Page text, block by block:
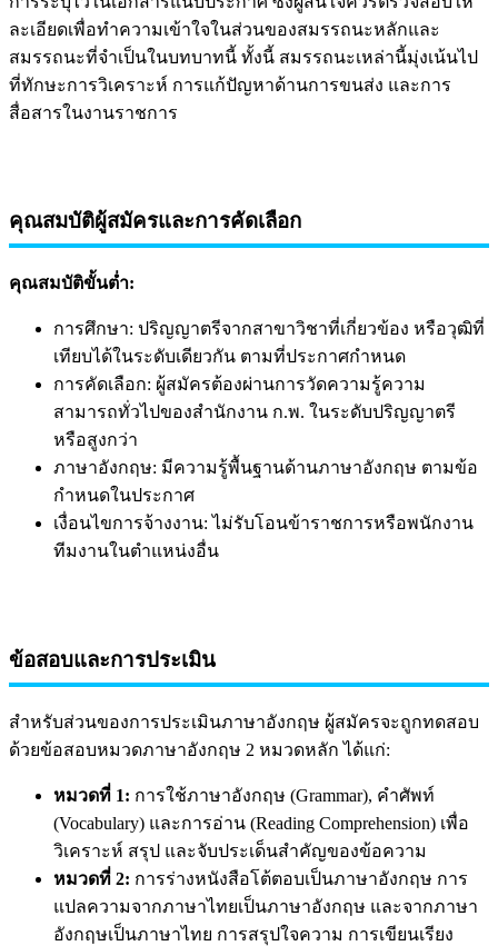
ละเอียดเพื่อทำความเข้าใจในส่วนของสมรรถนะหลักและ
สมรรถนะที่จำเป็นในบทบาทนี้ ทั้งนี้ สมรรถนะเหล่านี้มุ่งเน้นไป
ที่ทักษะการวิเคราะห์ การแก้ปัญหาด้านการขนส่ง และการ
สื่อสารในงานราชการ
คุณสมบัติผู้สมัครและการคัดเลือก
คุณสมบัติขั้นต่ำ:
การศึกษา: ปริญญาตรีจากสาขาวิชาที่เกี่ยวข้อง หรือวุฒิที่
เทียบได้ในระดับเดียวกัน ตามที่ประกาศกำหนด
การคัดเลือก: ผู้สมัครต้องผ่านการวัดความรู้ความ
สามารถทั่วไปของสำนักงาน ก.พ. ในระดับปริญญาตรี
หรือสูงกว่า
ภาษาอังกฤษ: มีความรู้พื้นฐานด้านภาษาอังกฤษ ตามข้อ
กำหนดในประกาศ
เงื่อนไขการจ้างงาน: ไม่รับโอนข้าราชการหรือพนักงาน
ทีมงานในตำแหน่งอื่น
ข้อสอบและการประเมิน
สำหรับส่วนของการประเมินภาษาอังกฤษ ผู้สมัครจะถูกทดสอบ
ด้วยข้อสอบหมวดภาษาอังกฤษ 2 หมวดหลัก ได้แก่:
หมวดที่ 1: การใช้ภาษาอังกฤษ (Grammar), คำศัพท์
(Vocabulary) และการอ่าน (Reading Comprehension) เพื่อ
วิเคราะห์ สรุป และจับประเด็นสำคัญของข้อความ
หมวดที่ 2: การร่างหนังสือโต้ตอบเป็นภาษาอังกฤษ การ
แปลความจากภาษาไทยเป็นภาษาอังกฤษ และจากภาษา
อังกฤษเป็นภาษาไทย การสรุปใจความ การเขียนเรียง